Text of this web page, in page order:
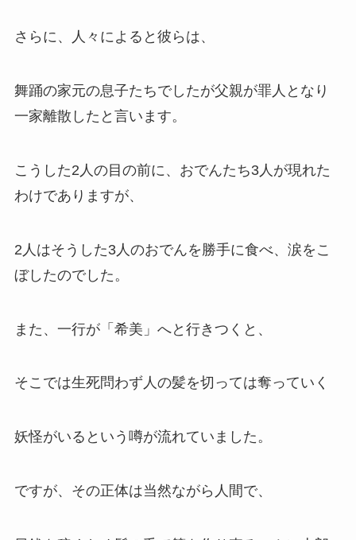
さらに、人々によると彼らは、
舞踊の家元の息子たちでしたが父親が罪人となり
一家離散したと言います。
こうした2人の目の前に、おでんたち3人が現れた
わけでありますが、
2人はそうした3人のおでんを勝手に食べ、涙をこ
ぼしたのでした。
また、一行が「希美」へと行きつくと、
そこでは生死問わず人の髪を切っては奪っていく
妖怪がいるという噂が流れていました。
ですが、その正体は当然ながら人間で、